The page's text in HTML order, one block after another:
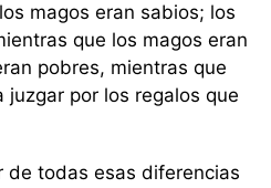
magos eran sabios; los
que los magos eran
pobres, mientras que
juzgar por los regalos que
de todas esas diferencias